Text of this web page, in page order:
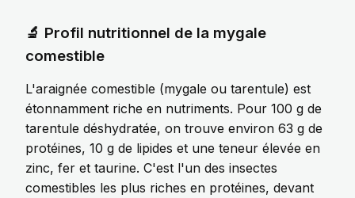
🔬 Profil nutritionnel de la mygale
comestible
L'araignée comestible (mygale ou tarentule) est
étonnamment riche en nutriments. Pour 100 g de
tarentule déshydratée, on trouve environ 63 g de
protéines, 10 g de lipides et une teneur élevée en
zinc, fer et taurine. C'est l'un des insectes
comestibles les plus riches en protéines, devant